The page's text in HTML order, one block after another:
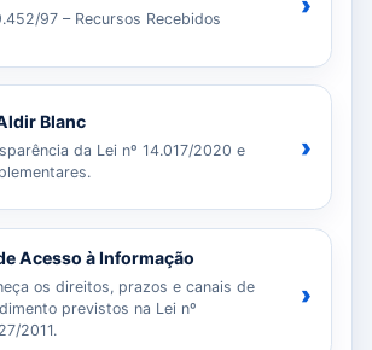
97 – Recursos Recebidos
Blanc
da Lei nº 14.017/2020 e
›
Acesso à Informação
os direitos, prazos e canais de
previstos na Lei nº
2011.
›